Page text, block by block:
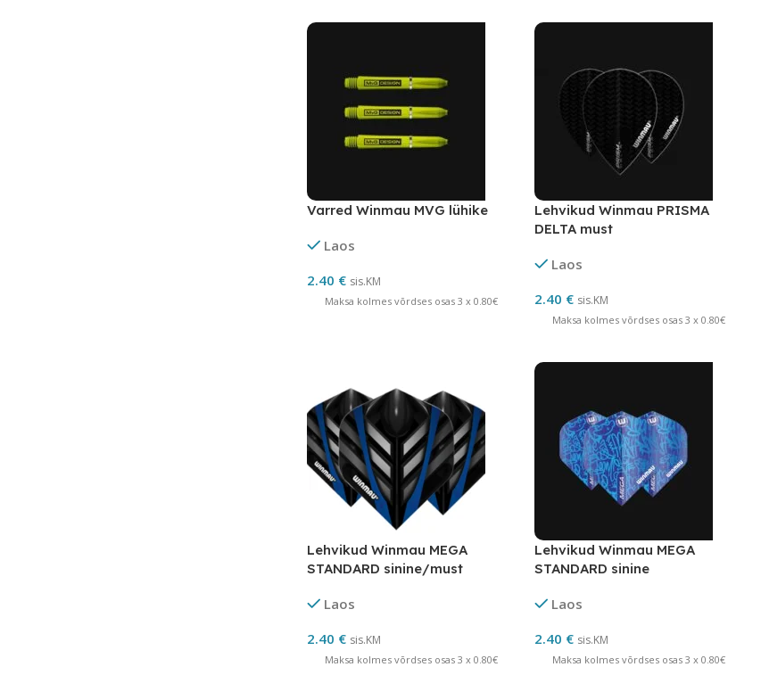
Varred Winmau MVG lühike
Laos
2.40 € sis.KM
Maksa kolmes võrdses osas 3 x 0.80€
Lehvikud Winmau PRISMA
DELTA must
Laos
2.40 € sis.KM
Maksa kolmes võrdses osas 3 x 0.80€
Lehvikud Winmau MEGA
STANDARD sinine/must
Laos
2.40 € sis.KM
Maksa kolmes võrdses osas 3 x 0.80€
Lehvikud Winmau MEGA
STANDARD sinine
Laos
2.40 € sis.KM
Maksa kolmes võrdses osas 3 x 0.80€